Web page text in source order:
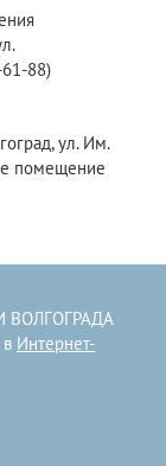
88)
ул. Им.
помещение
Интернет-